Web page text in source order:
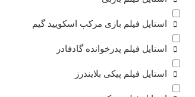
استایل فیلم بازی مرکب اسکویید گیم
استایل فیلم پدرخوانده گادفادر
استایل فیلم پیکی بلایندرز